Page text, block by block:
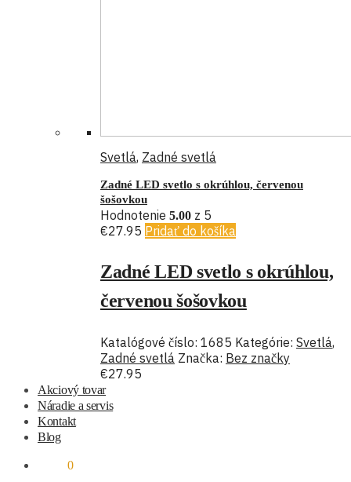
Svetlá, Zadné svetlá
Zadné LED svetlo s okrúhlou, červenou
šošovkou
Hodnotenie 5.00 z 5
€27.95 Pridať do košíka
Zadné LED svetlo s okrúhlou,
červenou šošovkou
Katalógové číslo: 1685 Kategórie: Svetlá,
Zadné svetlá Značka: Bez značky
€27.95
Akciový tovar
Náradie a servis
Kontakt
Blog
0